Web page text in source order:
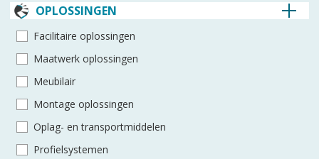
OPLOSSINGEN
Facilitaire oplossingen
Maatwerk oplossingen
Meubilair
Montage oplossingen
Oplag- en transportmiddelen
Profielsystemen